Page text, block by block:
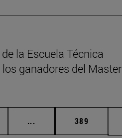
la Escuela Técnica
ganadores del Master
... Páginas intermedias
Página
389